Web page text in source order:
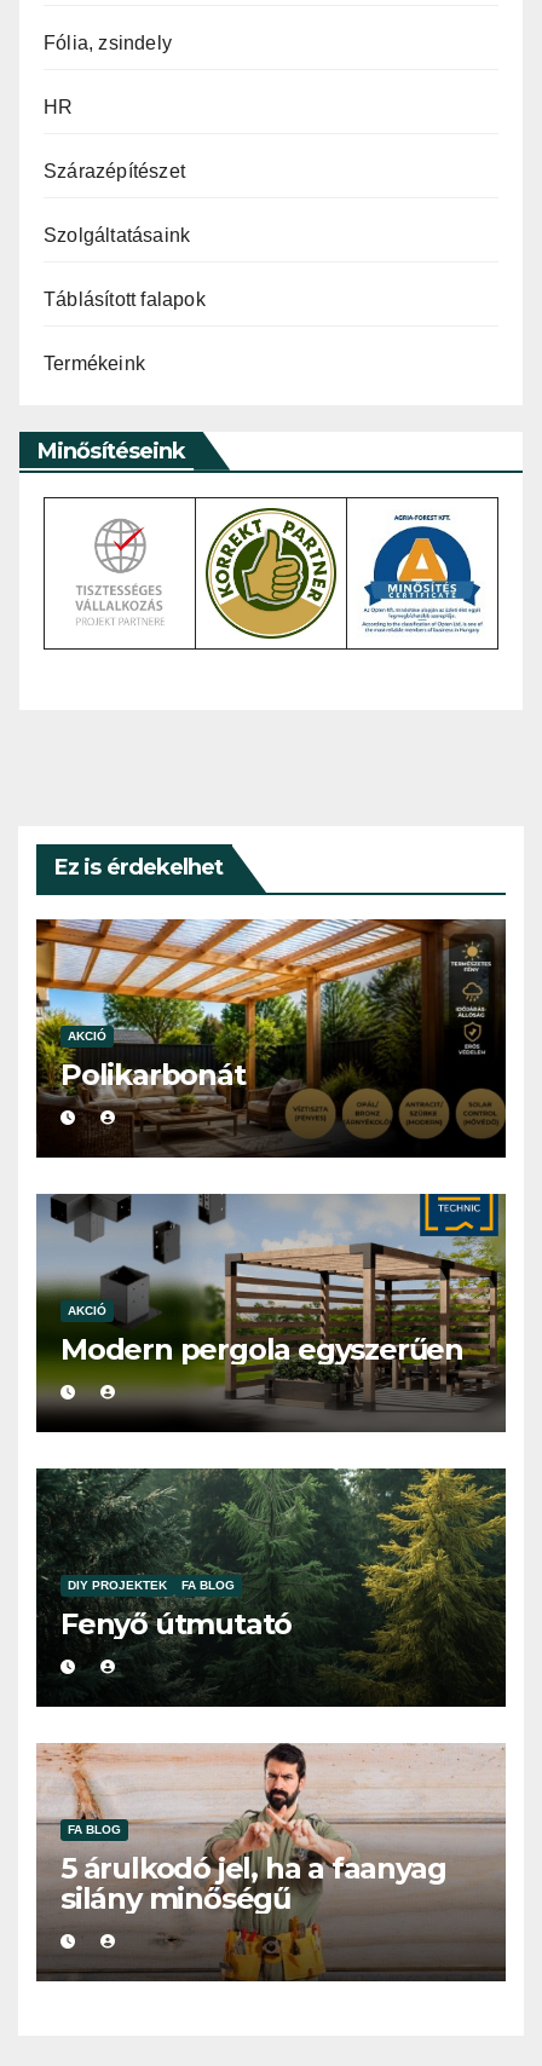
Fólia, zsindely
HR
Szárazépítészet
Szolgáltatásaink
Táblásított falapok
Termékeink
Minősítéseink
Ez is érdekelhet
AKCIÓ
Polikarbonát
AKCIÓ
Modern pergola egyszerűen
DIY PROJEKTEK FA BLOG
Fenyő útmutató
FA BLOG
5 árulkodó jel, ha a faanyag
silány minőségű